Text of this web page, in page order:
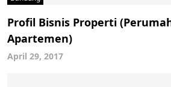
Profil Bisnis Properti
Apartemen)
April 29, 2017